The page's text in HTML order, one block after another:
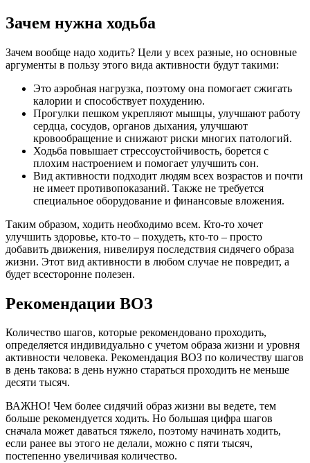
Зачем нужна ходьба
Зачем вообще надо ходить? Цели у всех разные, но основные
аргументы в пользу этого вида активности будут такими:
Это аэробная нагрузка, поэтому она помогает сжигать
калории и способствует похудению.
Прогулки пешком укрепляют мышцы, улучшают работу
сердца, сосудов, органов дыхания, улучшают
кровообращение и снижают риски многих патологий.
Ходьба повышает стрессоустойчивость, борется с
плохим настроением и помогает улучшить сон.
Вид активности подходит людям всех возрастов и почти
не имеет противопоказаний. Также не требуется
специальное оборудование и финансовые вложения.
Таким образом, ходить необходимо всем. Кто-то хочет
улучшить здоровье, кто-то – похудеть, кто-то – просто
добавить движения, нивелируя последствия сидячего образа
жизни. Этот вид активности в любом случае не повредит, а
будет всесторонне полезен.
Рекомендации ВОЗ
Количество шагов, которые рекомендовано проходить,
определяется индивидуально с учетом образа жизни и уровня
активности человека. Рекомендация ВОЗ по количеству шагов
в день такова: в день нужно стараться проходить не меньше
десяти тысяч.
ВАЖНО! Чем более сидячий образ жизни вы ведете, тем
больше рекомендуется ходить. Но большая цифра шагов
сначала может даваться тяжело, поэтому начинать ходить,
если ранее вы этого не делали, можно с пяти тысяч,
постепенно увеличивая количество.